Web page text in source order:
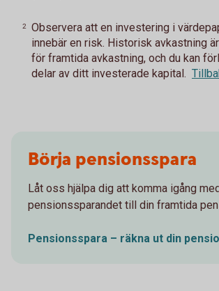
2
Observera att en investering i
innebär en risk. Historisk avkastning
för framtida avkastning, och du kan
delar av ditt investerade kapital.
Börja pensionsspara
Låt oss hjälpa dig att komma igång
pensionssparandet till din framtida
Pensionsspara – räkna ut din